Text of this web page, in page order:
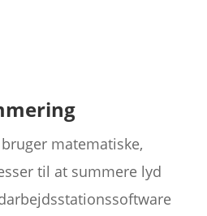
matematiske,
til at summere lyd